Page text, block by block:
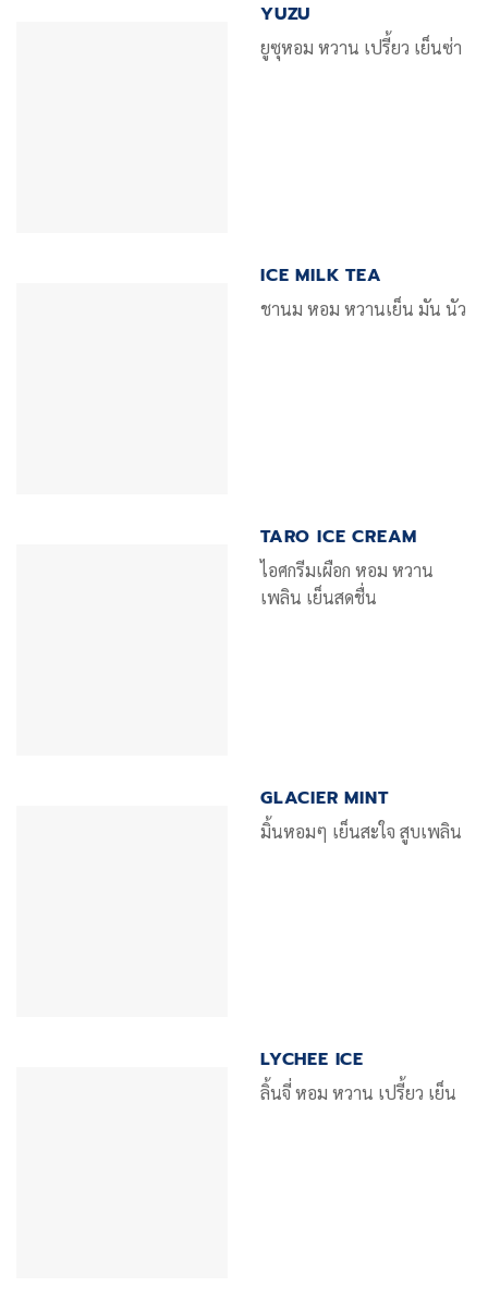
YUZU
ยูซุหอม หวาน เปรี้ยว เย็นซ่า
ICE MILK TEA
ชานม หอม หวานเย็น มัน นัว
TARO ICE CREAM
ไอศกรีมเผือก หอม หวาน
เพลิน เย็นสดชื่น
GLACIER MINT
มิ้นหอมๆ เย็นสะใจ สูบเพลิน
LYCHEE ICE
ลิ้นจี่ หอม หวาน เปรี้ยว เย็น